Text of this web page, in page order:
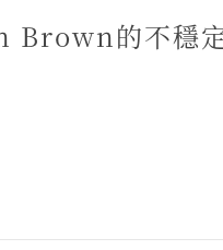
Brown的不穩